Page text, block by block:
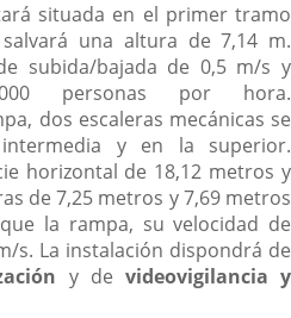
situada en el primer tramo
una altura de 7,14 m.
subida/bajada de 0,5 m/s y
personas por hora.
dos escaleras mecánicas se
y en la superior.
horizontal de 18,12 metros y
de 7,25 metros y 7,69 metros
la rampa, su velocidad de
s. La instalación dispondrá de
y de videovigilancia y